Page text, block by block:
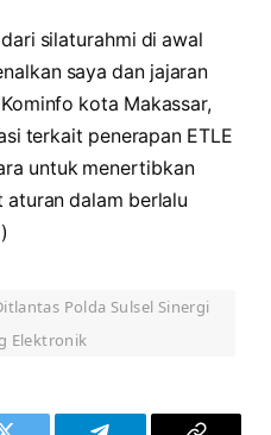
silaturahmi di awal
saya dan jajaran
kota Makassar,
terkait penerapan ETLE
untuk menertibkan
dalam berlalu
Polda Sulsel Sinergi
Elektronik